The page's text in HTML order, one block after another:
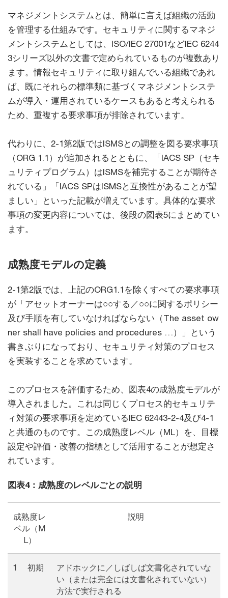
マネジメントシステムとは、簡単に言えば組織の活動
を管理する仕組みです。セキュリティに関するマネジ
メントシステムとしては、ISO/IEC 27001などIEC 6244
3シリーズ以外の文書で定められているものが複数あり
ます。情報セキュリティに取り組んでいる組織であれ
ば、既にそれらの標準類に基づくマネジメントシステ
ムが導入・運用されているケースもあると考えられる
ため、重複する要求事項が排除されています。
代わりに、2-1第2版ではISMSとの調整を図る要求事項
（ORG 1.1）が追加されるとともに、「IACS SP（セキ
ュリティプログラム）はISMSを補完することが期待さ
れている」「IACS SPはISMSと互換性があることが望
ましい」といった記載が増えています。具体的な要求
事項の変更内容については、後段の図表5にまとめてい
ます。
成熟度モデルの定義
2-1第2版では、上記のORG1.1を除くすべての要求事項
が「アセットオーナーは○○する／○○に関するポリシー
及び手順を有していなければならない（The asset ow
ner shall have policies and procedures …）」という
書きぶりになっており、セキュリティ対策のプロセス
を実装することを求めています。
このプロセスを評価するため、図表4の成熟度モデルが
導入されました。これは同じくプロセス的セキュリテ
ィ対策の要求事項を定めているIEC 62443-2-4及び4-1
と共通のものです。この成熟度レベル（ML）を、目標
設定や評価・改善の指標として活用することが想定さ
れています。
図表4：成熟度のレベルごとの説明
成熟度レ
ベル（M
L）
説明
1 初期
アドホックに／しばしば文書化されていな
い（または完全には文書化されていない）
方法で実行される